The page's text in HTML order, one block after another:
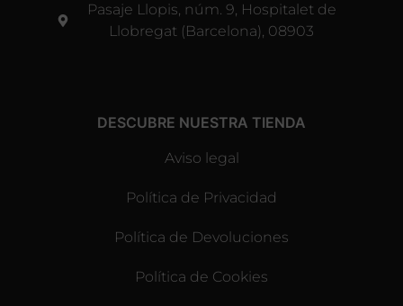
Pasaje Llopis, núm. 9, Hospitalet de
Llobregat (Barcelona), 08903
DESCUBRE NUESTRA TIENDA
Aviso legal
Política de Privacidad
Política de Devoluciones
Política de Cookies